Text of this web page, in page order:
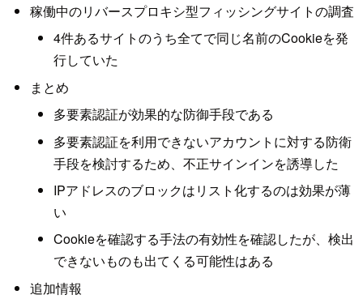
稼働中のリバースプロキシ型フィッシングサイトの調査
4件あるサイトのうち全てで同じ名前のCookieを発
行していた
まとめ
多要素認証が効果的な防御手段である
多要素認証を利用できないアカウントに対する防衛
手段を検討するため、不正サインインを誘導した
IPアドレスのブロックはリスト化するのは効果が薄
い
Cookieを確認する手法の有効性を確認したが、検出
できないものも出てくる可能性はある
追加情報